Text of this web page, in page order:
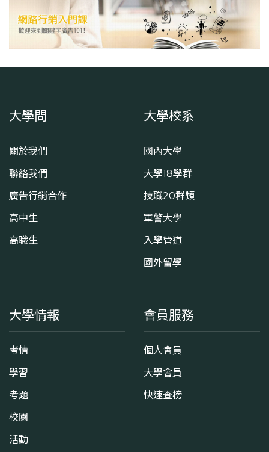
大學問
關於我們
聯絡我們
廣告行銷合作
高中生
高職生
大學校系
國內大學
大學18學群
技職20群類
軍警大學
入學管道
國外留學
大學情報
考情
學習
考題
校園
活動
會員服務
個人會員
大學會員
快速查榜